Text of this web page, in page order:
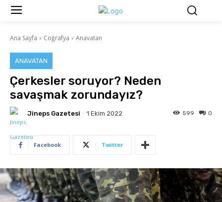
Ana Sayfa Coğrafya Anavatan
ANAVATAN
Çerkesler soruyor? Neden
savaşmak zorundayız?
Jineps Gazetesi 1 Ekim 2022 0
599
Facebook Twitter